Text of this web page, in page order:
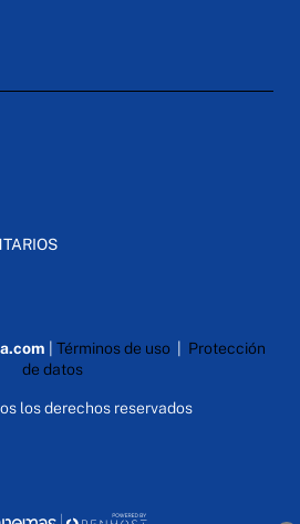
Términos de uso| Protección
de datos
los derechos reservados